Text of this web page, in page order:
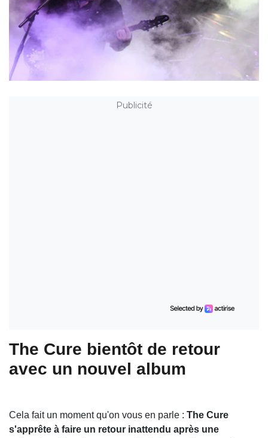
Publicité
The Cure bientôt de retour
avec un nouvel album
Cela fait un moment qu'on vous en parle : The Cure
s'apprête à faire un retour inattendu après une